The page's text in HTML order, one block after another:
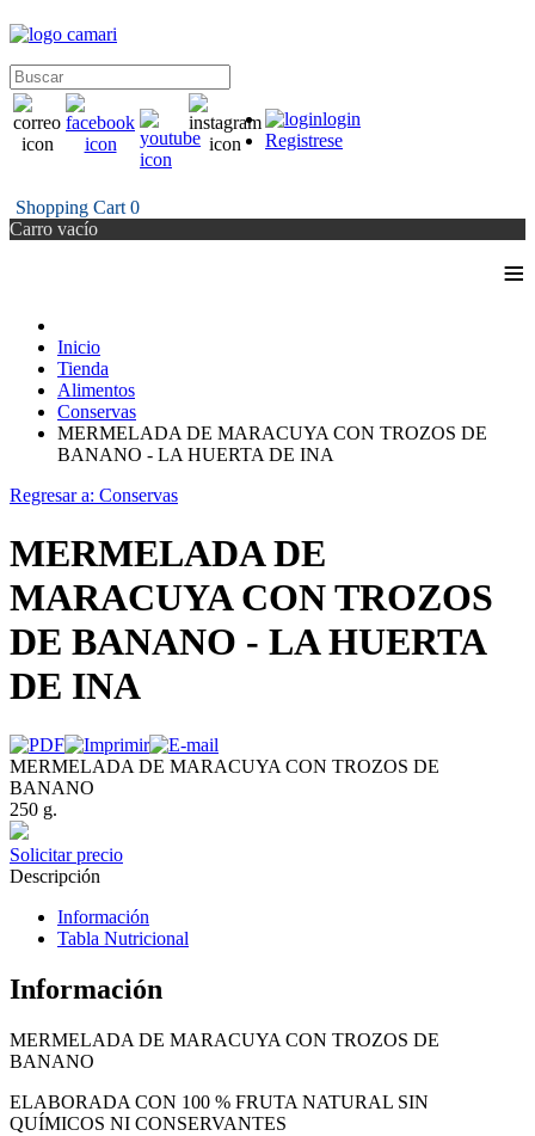
login
Registrese
Shopping Cart 0
Carro vacío
≡
Inicio
Tienda
Alimentos
Conservas
MERMELADA DE MARACUYA CON TROZOS DE
BANANO - LA HUERTA DE INA
Regresar a: Conservas
MERMELADA DE
MARACUYA CON TROZOS
DE BANANO - LA HUERTA
DE INA
MERMELADA DE MARACUYA CON TROZOS DE
BANANO
250 g.
Solicitar precio
Descripción
Información
Tabla Nutricional
Información
MERMELADA DE MARACUYA CON TROZOS DE
BANANO
ELABORADA CON 100 % FRUTA NATURAL SIN
QUÍMICOS NI CONSERVANTES